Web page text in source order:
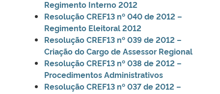
Regimento Interno 2012
Resolução CREF13 nº 040 de 2012 –
Regimento Eleitoral 2012
Resolução CREF13 nº 039 de 2012 –
Criação do Cargo de Assessor Regional
Resolução CREF13 nº 038 de 2012 –
Procedimentos Administrativos
Resolução CREF13 nº 037 de 2012 –